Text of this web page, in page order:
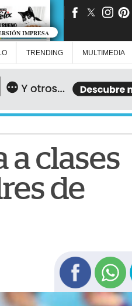
IMPRESA
TRENDING MULTIMEDIA
a clases
de